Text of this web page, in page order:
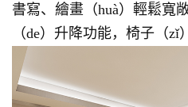
書寫、繪畫（huà）輕鬆寬
（de）升降功能，椅子（zǐ